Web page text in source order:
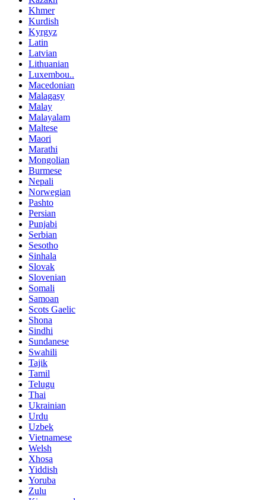
Khmer
Kurdish
Kyrgyz
Latin
Latvian
Lithuanian
Luxembou..
Macedonian
Malagasy
Malay
Malayalam
Maltese
Maori
Marathi
Mongolian
Burmese
Nepali
Norwegian
Pashto
Persian
Punjabi
Serbian
Sesotho
Sinhala
Slovak
Slovenian
Somali
Samoan
Scots Gaelic
Shona
Sindhi
Sundanese
Swahili
Tajik
Tamil
Telugu
Thai
Ukrainian
Urdu
Uzbek
Vietnamese
Welsh
Xhosa
Yiddish
Yoruba
Zulu